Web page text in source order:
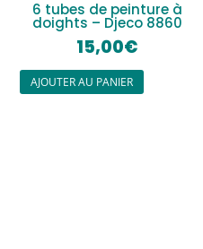
6 tubes de peinture à
doights – Djeco 8860
15,00€
AJOUTER AU PANIER